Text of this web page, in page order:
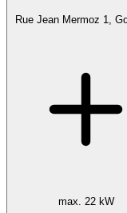
Rue Jean Mermoz 1,
max. 22 kW